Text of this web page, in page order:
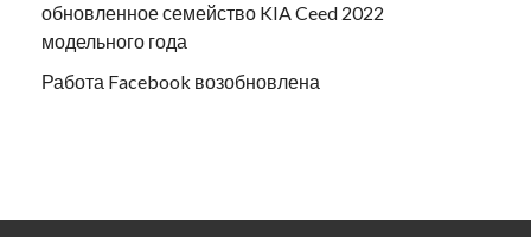
обновленное семейство KIA Ceed 2022
модельного года
Работа Facebook возобновлена